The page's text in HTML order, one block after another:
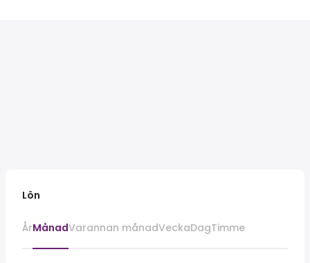
Lön
ÅrMånadVarannan månadVeckaDagTimme